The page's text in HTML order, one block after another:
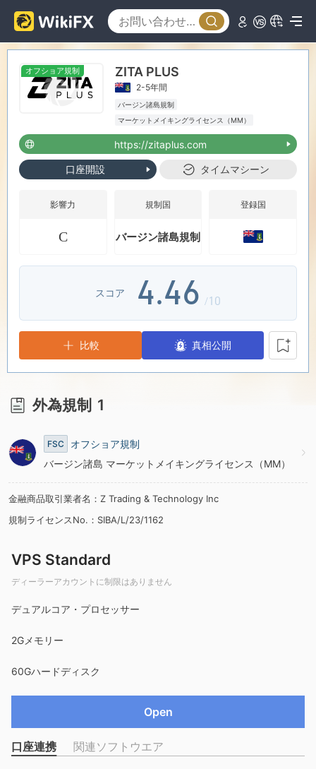
オフショア規制 ZITA PLUS
2-5年間
バージン諸島規制
マーケットメイキングライセンス（MM）
MT5フルライセンス
グローバル展開
中リスク
オフショア規制
https://zitaplus.com
口座開設 タイムマシーン
影響力
C
規制国
バージン諸島規制
登録国
スコア
0
1
2
3
4
5
6
8
9
.
0
2
3
4
5
6
8
9
0
2
3
5
6
7
8
/10
比較 真相公開
外為規制 1
FSC
オフショア規制
バージン諸島 マーケットメイキングライセンス（MM）
金融商品取引業者名：Z Trading & Technology Inc
規制ライセンスNo.：SIBA/L/23/1162
VPS Standard
ディーラーアカウントに制限はありません
デュアルコア・プロセッサー
2Gメモリー
60Gハードディスク
Open
口座連携 関連ソフトウエア